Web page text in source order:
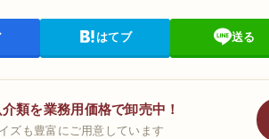
はてブ 送る
類を業務用価格で卸売中！
ズも豊富にご用意しています